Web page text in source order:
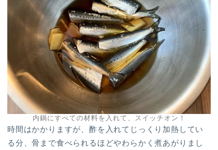
内鍋にすべての材料を入れて、スイッチオン！
時間はかかりますが、酢を入れてじっくり加熱してい
る分、骨まで食べられるほどやわらかく煮あがりまし